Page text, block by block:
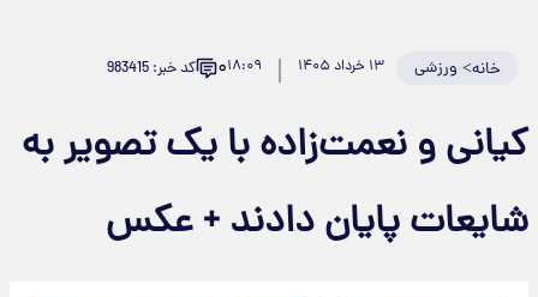
خانه> ورزشی ۱۳ خرداد ۱۴۰۵ ۱۸:۰۹۰ کد خبر: 983415
کیانی و نعمت‌زاده با یک تصویر به
شایعات پایان دادند + عکس